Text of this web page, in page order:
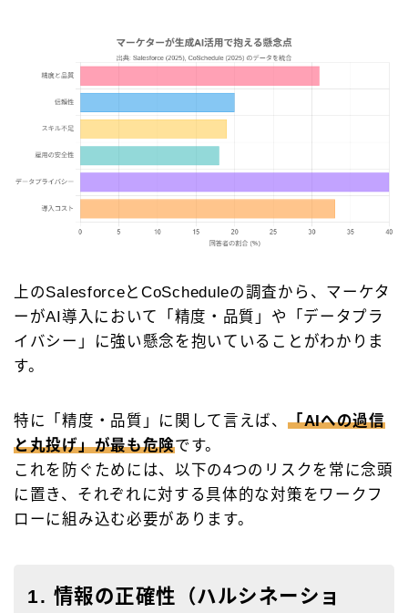
上のSalesforceとCoScheduleの調査から、マーケタ
ーがAI導入において「精度・品質」や「データプラ
イバシー」に強い懸念を抱いていることがわかりま
す。
特に「精度・品質」に関して言えば、 「AIへの過信
と丸投げ」が最も危険です。
これを防ぐためには、以下の4つのリスクを常に念頭
に置き、それぞれに対する具体的な対策をワークフ
ローに組み込む必要があります。
1. 情報の正確性（ハルシネーショ